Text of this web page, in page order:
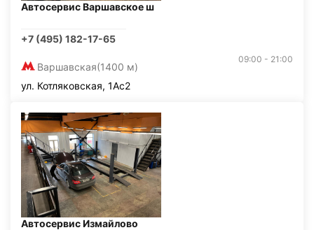
Автосервис Варшавское ш
+7 (495) 182-17-65
Варшавская(1400 м)
09:00 - 21:00
ул. Котляковская, 1Ас2
Автосервис Измайлово